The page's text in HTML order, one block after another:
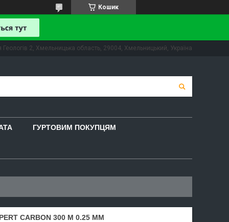
Кошик
Геологів 2, Хмельницька область, 29004, Хмельницький, Україна
ГУРТОВИМ ПОКУПЦЯМ
CARBON 300 М 0.25 ММ